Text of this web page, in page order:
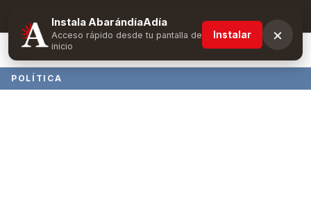
Suscríbete y obtén ventajas exclusivas
POLÍTICA
Instala AbarándíaAdía
Acceso rápido desde tu pantalla de
inicio
Instalar ×